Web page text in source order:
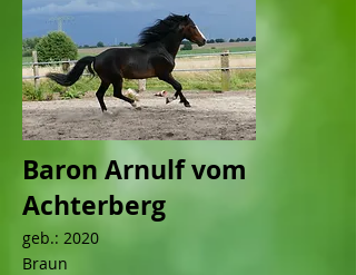
Baron Arnulf vom
Achterberg
geb.: 2020
Braun